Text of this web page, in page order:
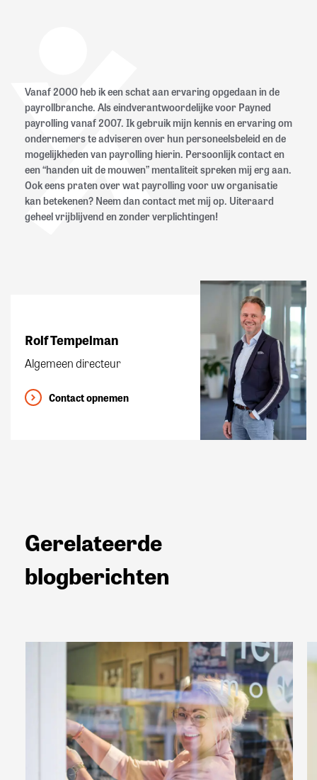
Vanaf 2000 heb ik een schat aan ervaring opgedaan in de
payrollbranche. Als eindverantwoordelijke voor Payned
payrolling vanaf 2007. Ik gebruik mijn kennis en ervaring om
ondernemers te adviseren over hun personeelsbeleid en de
mogelijkheden van payrolling hierin. Persoonlijk contact en
een “handen uit de mouwen” mentaliteit spreken mij erg aan.
Ook eens praten over wat payrolling voor uw organisatie
kan betekenen? Neem dan contact met mij op. Uiteraard
geheel vrijblijvend en zonder verplichtingen!
Rolf Tempelman
Algemeen directeur
Contact opnemen
Gerelateerde
blogberichten